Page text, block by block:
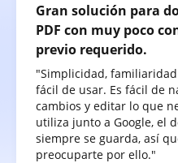
Gran solución para
PDF con muy poco
previo requerido.
"Simplicidad,
fácil de usar. Es fácil de
cambios y editar lo que
utiliza junto a Google, el
siempre se guarda, así
preocuparte por ello."